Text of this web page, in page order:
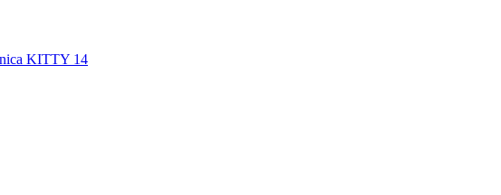
KITTY 14